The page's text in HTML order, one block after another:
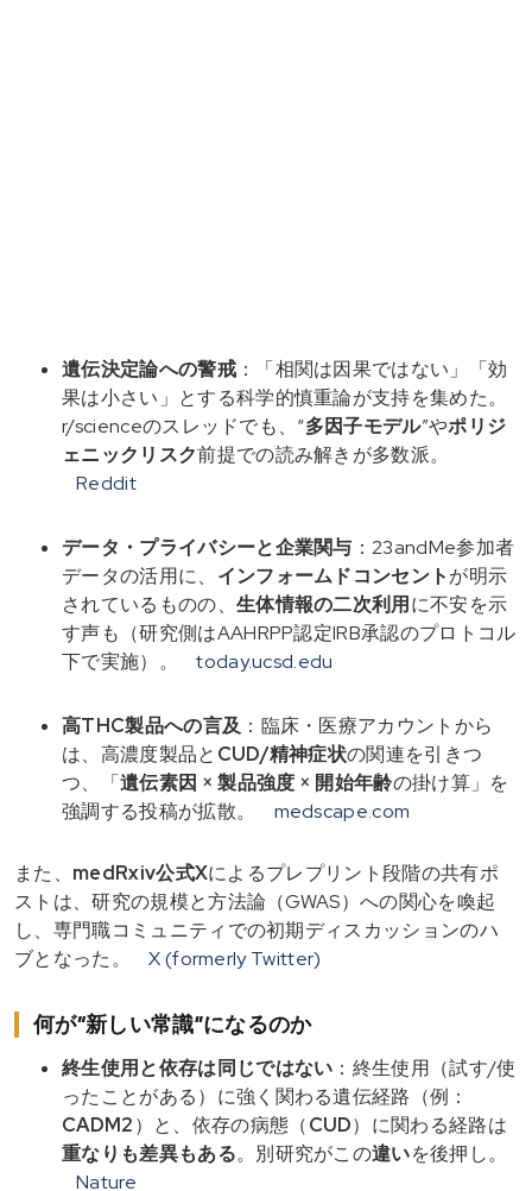
遺伝決定論への警戒：「相関は因果ではない」「効
果は小さい」とする科学的慎重論が支持を集めた。
r/scienceのスレッドでも、“多因子モデル”やポリジ
ェニックリスク前提での読み解きが多数派。
Reddit
データ・プライバシーと企業関与 ：23andMe参加者
データの活用に、 インフォームドコンセントが明示
されているものの、 生体情報の二次利用 に不安を示
す声も（研究側はAAHRPP認定IRB承認のプロトコル
下で実施）。
today.ucsd.edu
高THC製品への言及 ：臨床・医療アカウントから
は、高濃度製品と CUD/精神症状の関連を引きつ
つ、「遺伝素因 × 製品強度 × 開始年齢の掛け算」を
強調する投稿が拡散。
medscape.com
また、 medRxiv公式Xによるプレプリント段階の共有ポ
ストは、研究の規模と方法論（GWAS）への関心を喚起
し、専門職コミュニティでの初期ディスカッションのハ
ブとなった。
X (formerly Twitter)
何が“新しい常識”になるのか
終生使用と依存は同じではない ：終生使用（試す/使
ったことがある）に強く関わる遺伝経路（例：
CADM2）と、依存の病態（CUD）に関わる経路は
重なりも差異もある。別研究がこの違いを後押し。
Nature